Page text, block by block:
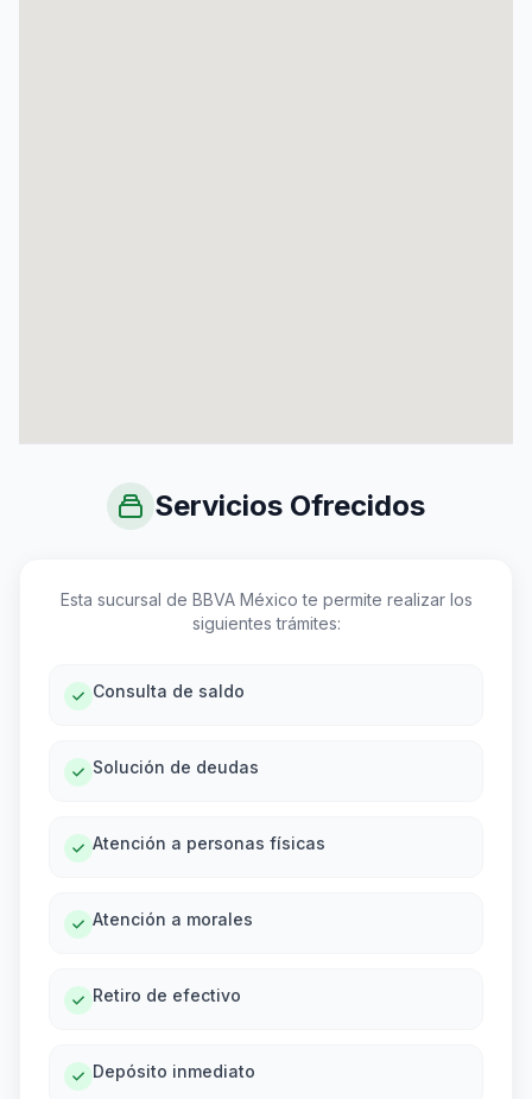
Servicios Ofrecidos
Esta sucursal de BBVA México te permite realizar los
siguientes trámites:
Consulta de saldo
Solución de deudas
Atención a personas físicas
Atención a morales
Retiro de efectivo
Depósito inmediato